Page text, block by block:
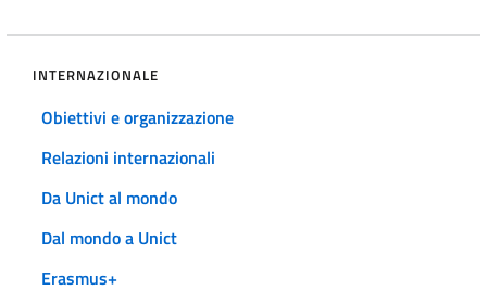
INTERNAZIONALE
Obiettivi e organizzazione
Relazioni internazionali
Da Unict al mondo
Dal mondo a Unict
Erasmus+